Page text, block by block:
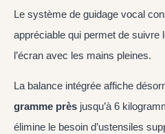
Le système de guidage vocal
appréciable qui permet de suivre
l’écran avec les mains pleines.
La balance intégrée affiche
gramme près jusqu’à 6
élimine le besoin d’ustensiles